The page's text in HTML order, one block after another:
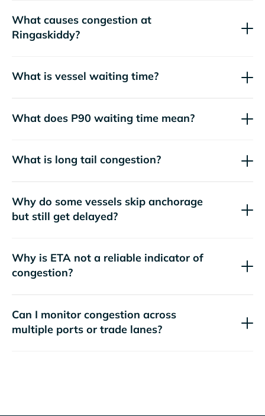
What causes congestion at
Ringaskiddy?
What is vessel waiting time?
What does P90 waiting time mean?
What is long tail congestion?
Why do some vessels skip anchorage
but still get delayed?
Why is ETA not a reliable indicator of
congestion?
Can I monitor congestion across
multiple ports or trade lanes?